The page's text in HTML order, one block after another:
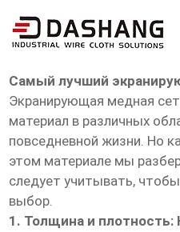
самый лучший
сетка
Самый лучший
Экранирующая медная
материал в различных
повседневной жизни. Но
этом материале мы
следует учитывать,
выбор.
1. Толщина и